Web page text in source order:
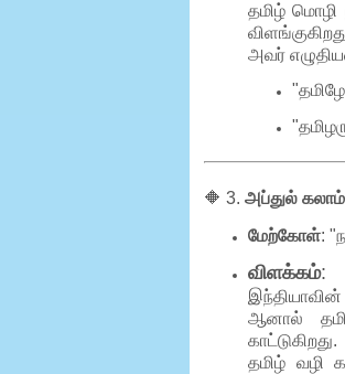
தமிழ் மொழி
அவர்
🔶 3. அப்துல் கலாம்
மேற்கோள்:
விளக்கம்:
ஆனால்
காட்டுகிறது.
தமிழ் வழி